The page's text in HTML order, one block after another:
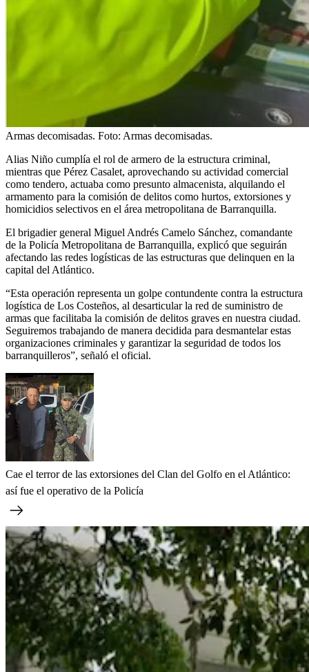
Armas decomisadas. Foto: Armas decomisadas.
Alias Niño cumplía el rol de armero de la estructura criminal,
mientras que Pérez Casalet, aprovechando su actividad comercial
como tendero, actuaba como presunto almacenista, alquilando el
armamento para la comisión de delitos como hurtos, extorsiones y
homicidios selectivos en el área metropolitana de Barranquilla.
El brigadier general Miguel Andrés Camelo Sánchez, comandante
de la Policía Metropolitana de Barranquilla, explicó que seguirán
afectando las redes logísticas de las estructuras que delinquen en la
capital del Atlántico.
“Esta operación representa un golpe contundente contra la estructura
logística de Los Costeños, al desarticular la red de suministro de
armas que facilitaba la comisión de delitos graves en nuestra ciudad.
Seguiremos trabajando de manera decidida para desmantelar estas
organizaciones criminales y garantizar la seguridad de todos los
barranquilleros”, señaló el oficial.
Cae el terror de las extorsiones del Clan del Golfo en el Atlántico:
así fue el operativo de la Policía